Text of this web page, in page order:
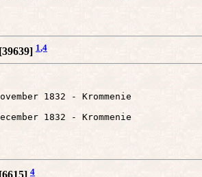
1,4
1832 - Krommenie
1832 - Krommenie
4